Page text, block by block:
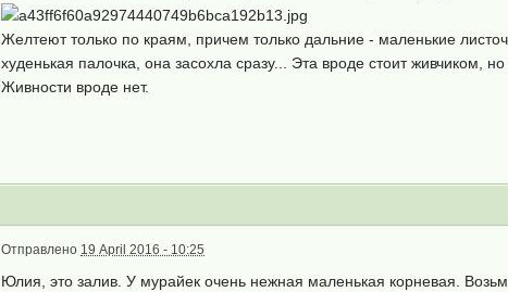
Желтеют только по краям, причем только дальние - маленькие
худенькая палочка, она засохла сразу... Эта вроде стоит живчиком,
Живности вроде нет.
Отправлено 19 April 2016 - 10:25
Юлия, это залив. У мурайек очень нежная маленькая корневая.